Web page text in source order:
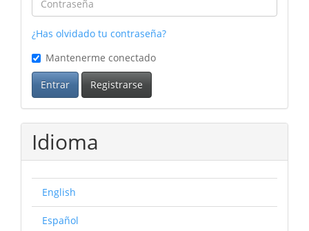
¿Has olvidado tu contraseña?
Mantenerme conectado
Entrar Registrarse
Idioma
English
Español